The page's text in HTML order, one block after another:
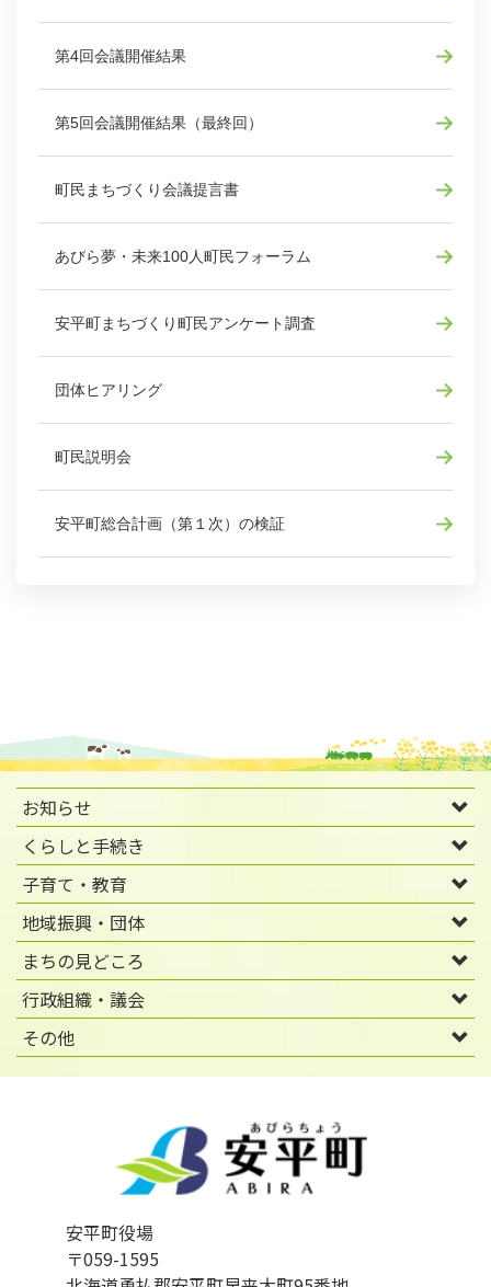
第4回会議開催結果
第5回会議開催結果（最終回）
町民まちづくり会議提言書
あびら夢・未来100人町民フォーラム
安平町まちづくり町民アンケート調査
団体ヒアリング
町民説明会
安平町総合計画（第１次）の検証
お知らせ
くらしと手続き
子育て・教育
地域振興・団体
まちの見どころ
行政組織・議会
その他
安平町役場
〒059-1595